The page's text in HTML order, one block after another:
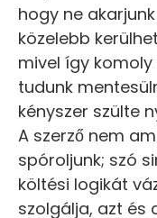
hogy ne
közelebb
mivel így
tudunk
kényszer szülte
A szerző nem
spóroljunk; szó
költési logikát
szolgálja, azt és